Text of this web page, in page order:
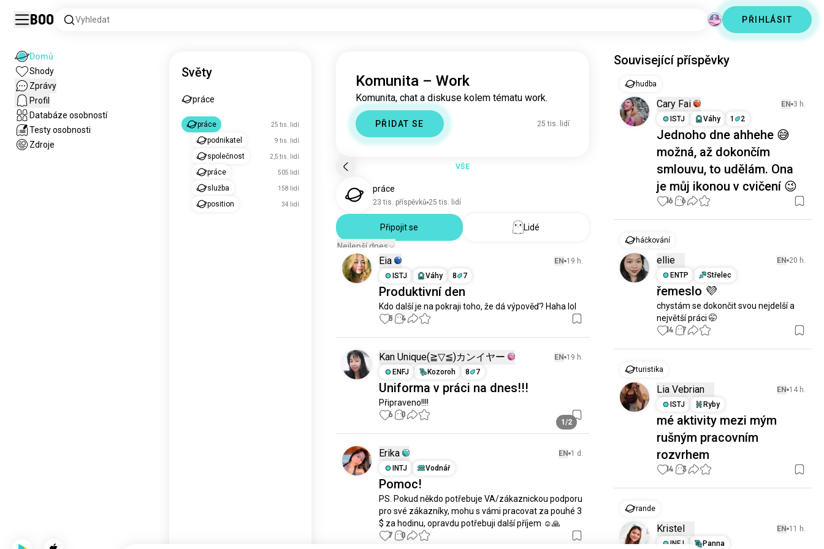
Boo Vyhledat PŘIHLÁSIT
Domů
Shody
Zprávy
Profil
Databáze osobností
Testy osobnosti
Zdroje
Světy
práce
práce 25 tis. lidí
podnikatel 9 tis. lidí
společnost 2,5 tis. lidí
práce 505 lidí
služba 158 lidí
position 34 lidí
Komunita – Work
Komunita, chat a diskuse kolem tématu work.
PŘIDAT SE 25 tis. lidí
VŠE
práce
23 tis. příspěvků 25 tis. lidí
Připojit se
Lidé
Nejlepší dnes
Eia EN 19 h.
ISTJ
Váhy 8 7
Produktivní den
Kdo další je na pokraji toho, že dá výpověď? Haha lol
8 4
Kan Unique(⁠≧⁠▽⁠≦⁠)カンイヤー EN 19 h.
ENFJ
Kozoroh 8 7
Uniforma v práci na dnes!!!
Připraveno!!!!
1/2
6 0
Erika EN 1 d.
INTJ
Vodnář
Pomoc!
PS. Pokud někdo potřebuje VA/zákaznickou podporu
pro své zákazníky, mohu s vámi pracovat za pouhé 3
$ za hodinu, opravdu potřebuji další příjem ☺️🙏
7 0
Související příspěvky
hudba
Cary Fai EN 3 h.
ISTJ
Váhy 1 2
Jednoho dne ahhehe 😅
možná, až dokončím
smlouvu, to udělám. Ona
je můj ikonou v cvičení 😉
16 6
háčkování
ellie EN 20 h.
ENTP
Střelec
řemeslo 💜
chystám se dokončit svou nejdelší a
největší práci 🤭
14 7
turistika
Lia Vebrian EN 14 h.
ISTJ
Ryby
mé aktivity mezi mým
rušným pracovním
rozvrhem
14 3
rande
Kristel EN 11 h.
INFJ
Panna